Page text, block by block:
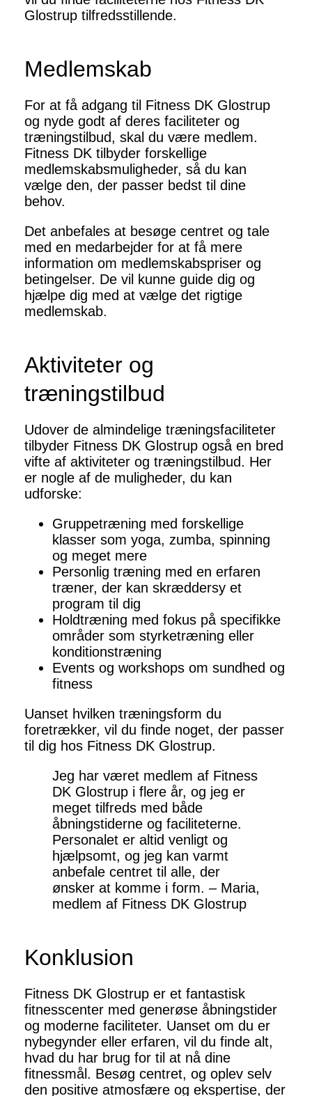
Glostrup tilfredsstillende.
Medlemskab
For at få adgang til Fitness DK Glostrup
og nyde godt af deres faciliteter og
træningstilbud, skal du være medlem.
Fitness DK tilbyder forskellige
medlemskabsmuligheder, så du kan
vælge den, der passer bedst til dine
behov.
Det anbefales at besøge centret og tale
med en medarbejder for at få mere
information om medlemskabspriser og
betingelser. De vil kunne guide dig og
hjælpe dig med at vælge det rigtige
medlemskab.
Aktiviteter og
træningstilbud
Udover de almindelige træningsfaciliteter
tilbyder Fitness DK Glostrup også en bred
vifte af aktiviteter og træningstilbud. Her
er nogle af de muligheder, du kan
udforske:
Gruppetræning med forskellige
klasser som yoga, zumba, spinning
og meget mere
Personlig træning med en erfaren
træner, der kan skræddersy et
program til dig
Holdtræning med fokus på specifikke
områder som styrketræning eller
konditionstræning
Events og workshops om sundhed og
fitness
Uanset hvilken træningsform du
foretrækker, vil du finde noget, der passer
til dig hos Fitness DK Glostrup.
Jeg har været medlem af Fitness
DK Glostrup i flere år, og jeg er
meget tilfreds med både
åbningstiderne og faciliteterne.
Personalet er altid venligt og
hjælpsomt, og jeg kan varmt
anbefale centret til alle, der
ønsker at komme i form. – Maria,
medlem af Fitness DK Glostrup
Konklusion
Fitness DK Glostrup er et fantastisk
fitnesscenter med generøse åbningstider
og moderne faciliteter. Uanset om du er
nybegynder eller erfaren, vil du finde alt,
hvad du har brug for til at nå dine
fitnessmål. Besøg centret, og oplev selv
den positive atmosfære og ekspertise, der